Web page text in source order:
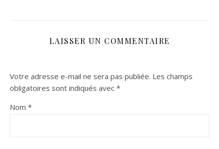
LAISSER UN COMMENTAIRE
Votre adresse e-mail ne sera pas publiée. Les champs
obligatoires sont indiqués avec *
Nom *